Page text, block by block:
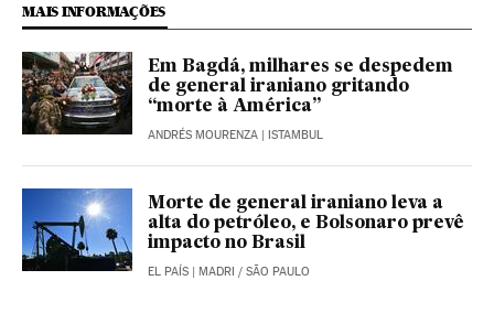
MAIS INFORMAÇÕES
Em Bagdá, milhares se despedem
de general iraniano gritando
“morte à América”
ANDRÉS MOURENZA | ISTAMBUL
Morte de general iraniano leva a
alta do petróleo, e Bolsonaro prevê
impacto no Brasil
EL PAÍS | MADRI / SÃO PAULO